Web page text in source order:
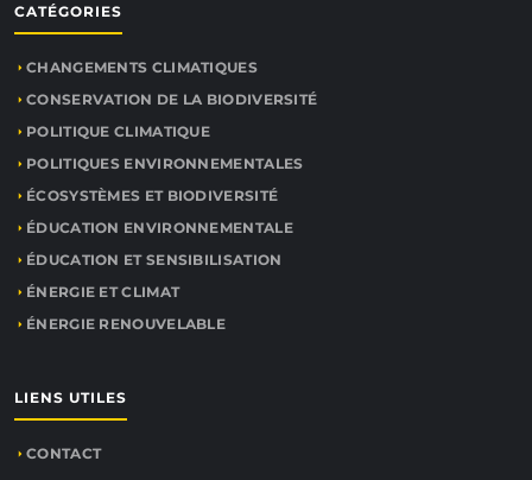
CATÉGORIES
CHANGEMENTS CLIMATIQUES
CONSERVATION DE LA BIODIVERSITÉ
POLITIQUE CLIMATIQUE
POLITIQUES ENVIRONNEMENTALES
ÉCOSYSTÈMES ET BIODIVERSITÉ
ÉDUCATION ENVIRONNEMENTALE
ÉDUCATION ET SENSIBILISATION
ÉNERGIE ET CLIMAT
ÉNERGIE RENOUVELABLE
LIENS UTILES
CONTACT